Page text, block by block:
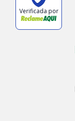
Verificada por